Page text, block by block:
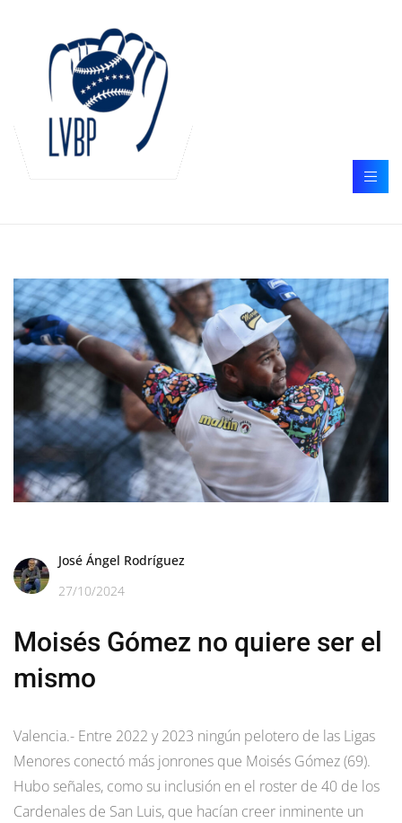
José Ángel Rodríguez
27/10/2024
Moisés Gómez no quiere ser el
mismo
Valencia.- Entre 2022 y 2023 ningún pelotero de las Ligas
Menores conectó más jonrones que Moisés Gómez (69).
Hubo señales, como su inclusión en el roster de 40 de los
Cardenales de San Luis, que hacían creer inminente un